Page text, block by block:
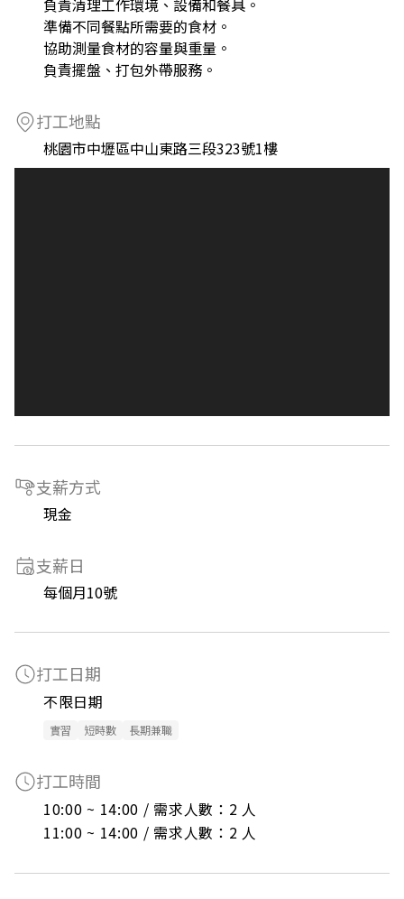
負責清理工作環境、設備和餐具。
準備不同餐點所需要的食材。
協助測量食材的容量與重量。
負責擺盤、打包外帶服務。
打工地點
桃園市中壢區中山東路三段323號1樓
支薪方式
現金
支薪日
每個月10號
打工日期
不限日期
實習 短時數 長期兼職
打工時間
10:00 ~ 14:00 / 需求人數：2 人
11:00 ~ 14:00 / 需求人數：2 人